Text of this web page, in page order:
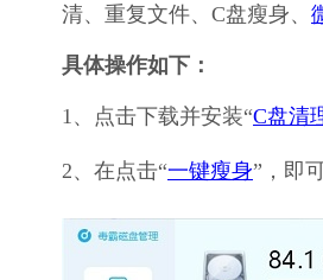
清、重复文件、C盘瘦身、
具体操作如下：
1、点击下载并安装“C盘清
2、在点击“一键瘦身”，即